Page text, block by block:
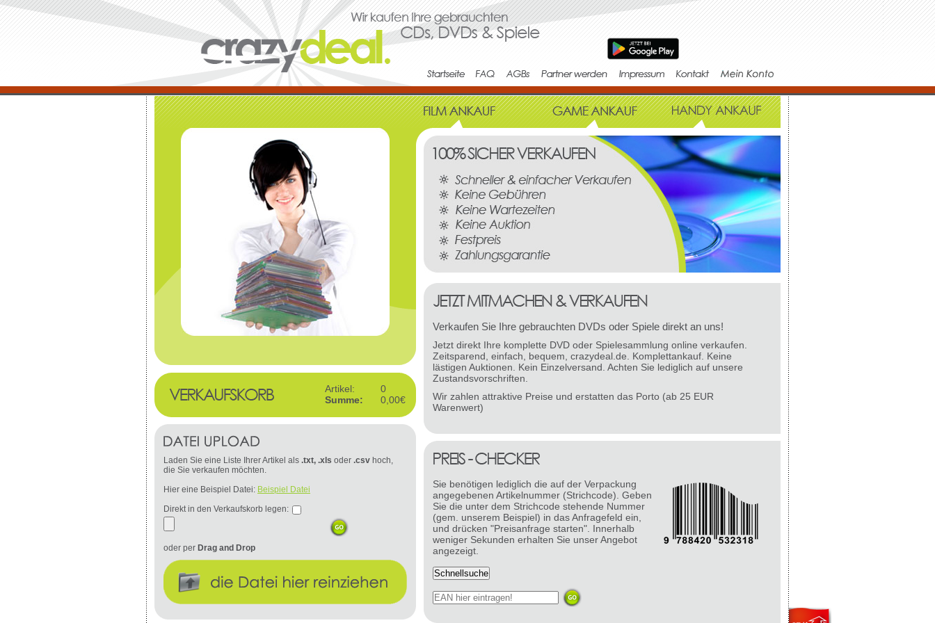
Verkaufen Sie Ihre gebrauchten DVDs oder Spiele direkt an uns!
Jetzt direkt Ihre komplette DVD oder Spielesammlung online verkaufen.
Zeitsparend, einfach, bequem, crazydeal.de. Komplettankauf. Keine
lästigen Auktionen. Kein Einzelversand. Achten Sie lediglich auf unsere
Zustandsvorschriften.
Wir zahlen attraktive Preise und erstatten das Porto (ab 25 EUR
Warenwert)
Sie benötigen lediglich die auf der Verpackung
angegebenen Artikelnummer (Strichcode). Geben
Sie die unter dem Strichcode stehende Nummer
(gem. unserem Beispiel) in das Anfragefeld ein,
und drücken "Preisanfrage starten". Innerhalb
weniger Sekunden erhalten Sie unser Angebot
angezeigt.
Artikel:
0
Summe:
0,00€
Laden Sie eine Liste Ihrer Artikel als .txt, .xls oder .csv hoch,
die Sie verkaufen möchten.
Hier eine Beispiel Datei: Beispiel Datei
Direkt in den Verkaufskorb legen:
oder per Drag and Drop